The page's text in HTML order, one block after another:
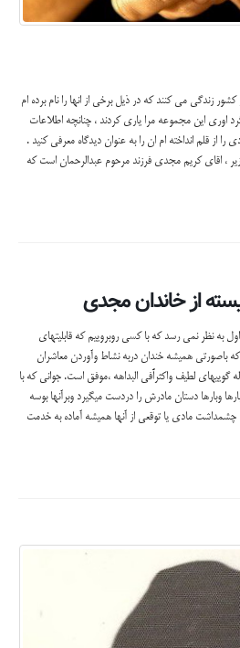
زندگی می کنند که در ذیل برخی از انها را نام برده ام
اوری این مجموعه مرا یاری کردند ، چنانچه اطلاعات
را از قلم انداخته ام ان را به عنوان دیدگاه معرفی کنید .
زیر ، اقای کریم مجدی فرزند مرحوم عبدالرحمان است که
از خاندان مجدی
به نظر نمی رسد که با کسی روبروییم که قابلیتهای
باصورتی همیشه خندان دربه نشاط وآوردن معاشران
گوییهای لطیف واکثراًفی البداهه ،موفق است. جوانی که با
وبارها دستان مادرش را دردست میگیرد وبرآنها بوسه
مادی یا توقعی از آنها همیشه آماده به خدمت